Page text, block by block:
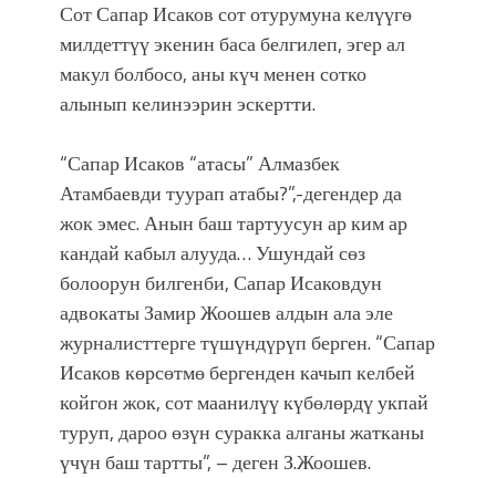
болмок”
Сот Сапар Исаков сот отурумуна келүүгө
милдеттүү экенин баса белгилеп, эгер ал
макул болбосо, аны күч менен сотко
алынып келинээрин эскертти.
“Сапар Исаков “атасы” Алмазбек
Атамбаевди туурап атабы?”,-дегендер да
жок эмес. Анын баш тартуусун ар ким ар
кандай кабыл алууда… Ушундай сөз
болоорун билгенби, Сапар Исаковдун
адвокаты Замир Жоошев алдын ала эле
журналисттерге түшүндүрүп берген. “Сапар
Исаков көрсөтмө бергенден качып келбей
койгон жок, сот маанилүү күбөлөрдү укпай
туруп, дароо өзүн суракка алганы жатканы
үчүн баш тартты”, – деген З.Жоошев.